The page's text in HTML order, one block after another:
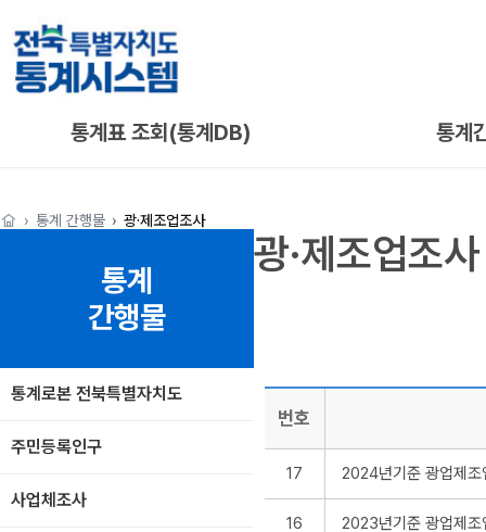
통계표 조회(통계DB) 통계
통계 간행물 광·제조업조사
통계
간행물
통계로본 전북특별자치도
주민등록인구
사업체조사
광·제조업조사
번호
17 2024년기준 광업제조
16 2023년기준 광업제조